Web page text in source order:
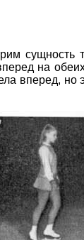
сущность
на
вперед, но